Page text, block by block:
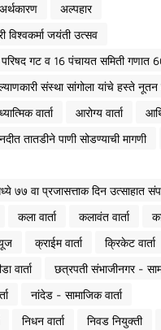
अर्थकारण
अल्पहार
जयंती उत्सव
गट व 16 पंचायत समिती गणात
संस्था सांगोला यांचे हस्ते नूतन
वार्ता आरोग्य वार्ता
तातडीने पाणी सोडण्याची मागणी
७७ वा प्रजासत्ताक दिन उत्साहात
कला वार्ता कलावंत वार्ता
क्राईम वार्ता क्रिकेट वार्ता
वार्ता
छत्रपती संभाजीनगर -
नांदेड - सामाजिक वार्ता
निधन वार्ता निवड नियुक्ती